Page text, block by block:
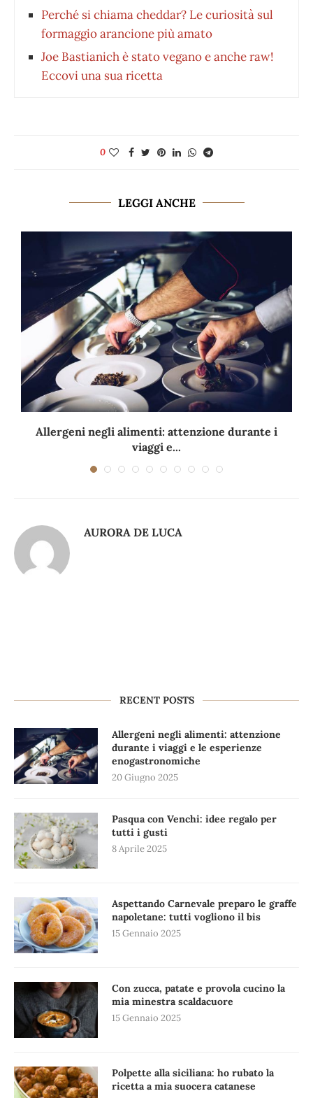
Perché si chiama cheddar? Le curiosità sul
formaggio arancione più amato
Joe Bastianich è stato vegano e anche raw!
Eccovi una sua ricetta
0
LEGGI ANCHE
Allergeni negli alimenti: attenzione durante i
viaggi e...
AURORA DE LUCA
RECENT POSTS
Allergeni negli alimenti: attenzione
durante i viaggi e le esperienze
enogastronomiche
20 Giugno 2025
Pasqua con Venchi: idee regalo per
tutti i gusti
8 Aprile 2025
Aspettando Carnevale preparo le graffe
napoletane: tutti vogliono il bis
15 Gennaio 2025
Con zucca, patate e provola cucino la
mia minestra scaldacuore
15 Gennaio 2025
Polpette alla siciliana: ho rubato la
ricetta a mia suocera catanese